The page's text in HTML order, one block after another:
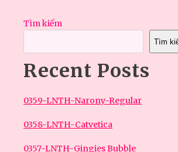
Tìm kiếm
Tìm
Recent Posts
0359-LNTH-Narony-Regular
0358-LNTH-Catvetica
0357-LNTH-Gingies Bubble